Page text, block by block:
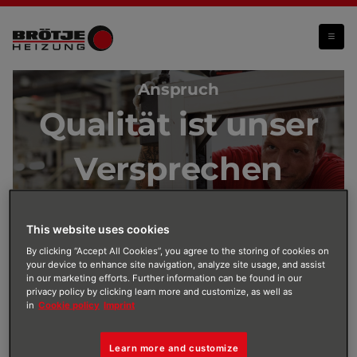
Anspruch
Qualität ist unser
Versprechen
Gelebte Qualität bei BRÖTJE
Qualität entsteht nicht nur durch Prüfung, sondern
This website uses cookies
By clicking “Accept All Cookies”, you agree to the storing of cookies on
your device to enhance site navigation, analyze site usage, and assist
in our marketing efforts. Further information can be found in our
privacy policy by clicking learn more and customize, as well as
in Cookie policy Imprint
Learn more and customize